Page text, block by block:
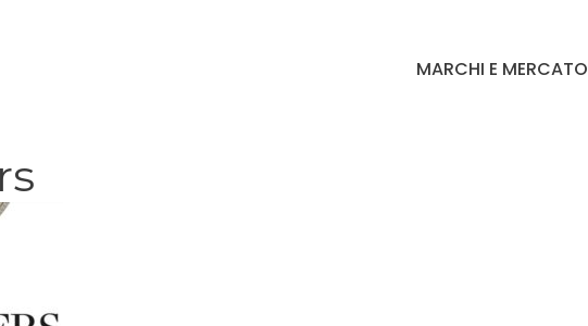
MARCHI E MERCATO